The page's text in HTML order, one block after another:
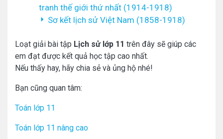
tranh thế giới thứ nhất (1914-1918)
Sơ kết lịch sử Việt Nam (1858-1918)
Loạt giải bài tập Lịch sử lớp 11 trên đây sẽ giúp các
em đạt được kết quả học tập cao nhất.
Nếu thấy hay, hãy chia sẻ và ủng hộ nhé!
Bạn cũng quan tâm:
Toán lớp 11
Toán lớp 11 nâng cao